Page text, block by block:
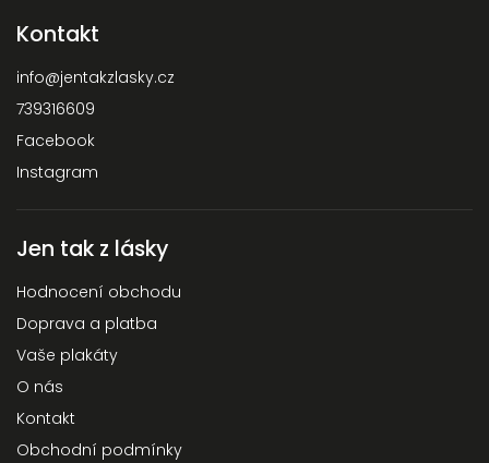
Kontakt
info@jentakzlasky.cz
739316609
Facebook
Instagram
Jen tak z lásky
Hodnocení obchodu
Doprava a platba
Vaše plakáty
O nás
Kontakt
Obchodní podmínky